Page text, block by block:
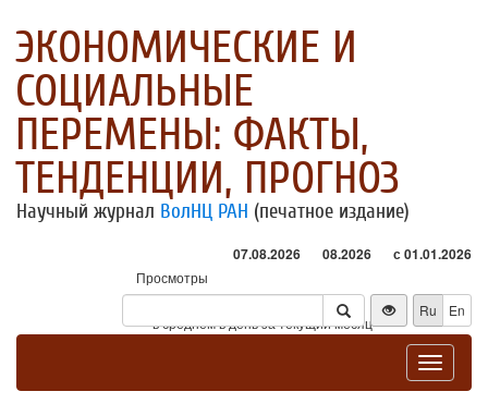
ЭКОНОМИЧЕСКИЕ И
СОЦИАЛЬНЫЕ
ПЕРЕМЕНЫ: ФАКТЫ,
ТЕНДЕНЦИИ, ПРОГНОЗ
Научный журнал ВолНЦ РАН (печатное издание)
07.08.2026 08.2026 с 01.01.2026
Просмотры
Посетители
* - в среднем в день за текущий месяц
Ru En
Toggle